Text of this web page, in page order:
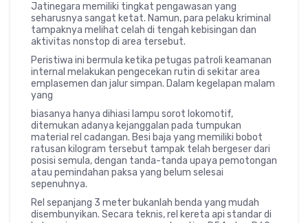
Jatinegara memiliki tingkat pengawasan yang
seharusnya sangat ketat. Namun, para pelaku kriminal
tampaknya melihat celah di tengah kebisingan dan
aktivitas nonstop di area tersebut.
Peristiwa ini bermula ketika petugas patroli keamanan
internal melakukan pengecekan rutin di sekitar area
emplasemen dan jalur simpan. Dalam kegelapan malam
yang
biasanya hanya dihiasi lampu sorot lokomotif,
ditemukan adanya kejanggalan pada tumpukan
material rel cadangan. Besi baja yang memiliki bobot
ratusan kilogram tersebut tampak telah bergeser dari
posisi semula, dengan tanda-tanda upaya pemotongan
atau pemindahan paksa yang belum selesai
sepenuhnya.
Rel sepanjang 3 meter bukanlah benda yang mudah
disembunyikan. Secara teknis, rel kereta api standar di